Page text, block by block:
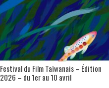
Festival du Film Taïwanais – Édition
2026 – du 1er au 10 avril